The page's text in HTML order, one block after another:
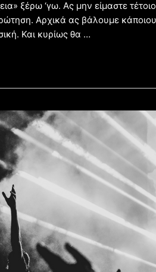
ξέρω ‘γω. Ας μην είμαστε
Αρχικά ας βάλουμε
Και κυρίως θα …